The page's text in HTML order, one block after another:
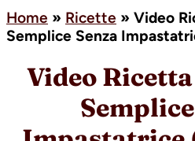
Home » Ricette » Video
Semplice Senza
Video